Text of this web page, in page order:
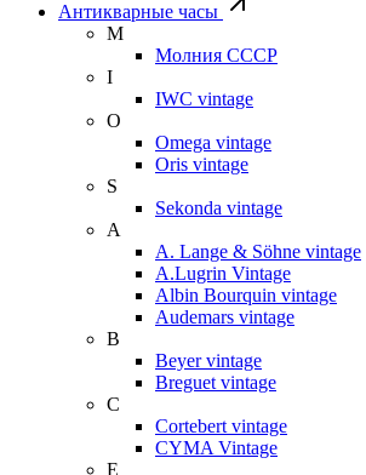
Антикварные часы
М
Молния СССР
I
IWC vintage
O
Omega vintage
Oris vintage
S
Sekonda vintage
A
A. Lange & Söhne vintage
A.Lugrin Vintage
Albin Bourquin vintage
Audemars vintage
B
Beyer vintage
Breguet vintage
C
Cortebert vintage
CYMA Vintage
E